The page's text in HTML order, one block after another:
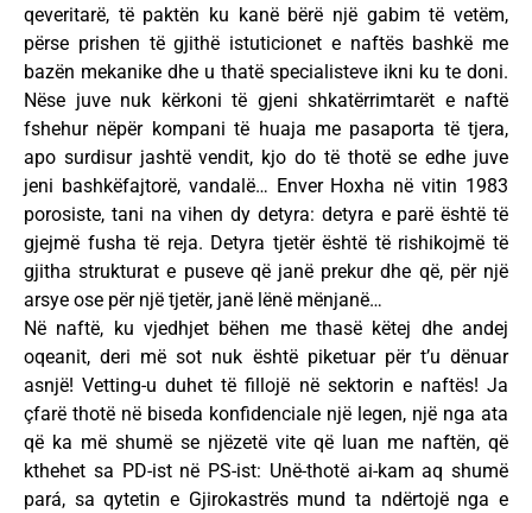
qeveritarë, të paktën ku kanë bërë një gabim të vetëm,
përse prishen të gjithë istuticionet e naftës bashkë me
bazën mekanike dhe u thatë specialisteve ikni ku te doni.
Nëse juve nuk kërkoni të gjeni shkatërrimtarët e naftë
fshehur nëpër kompani të huaja me pasaporta të tjera,
apo surdisur jashtë vendit, kjo do të thotë se edhe juve
jeni bashkëfajtorë, vandalë… Enver Hoxha në vitin 1983
porosiste, tani na vihen dy detyra: detyra e parë është të
gjejmë fusha të reja. Detyra tjetër është të rishikojmë të
gjitha strukturat e puseve që janë prekur dhe që, për një
arsye ose për një tjetër, janë lënë mënjanë…
Në naftë, ku vjedhjet bëhen me thasë këtej dhe andej
oqeanit, deri më sot nuk është piketuar për t’u dënuar
asnjë! Vetting-u duhet të fillojë në sektorin e naftës! Ja
çfarë thotë në biseda konfidenciale një legen, një nga ata
që ka më shumë se njëzetë vite që luan me naftën, që
kthehet sa PD-ist në PS-ist: Unë-thotë ai-kam aq shumë
pará, sa qytetin e Gjirokastrës mund ta ndërtojë nga e